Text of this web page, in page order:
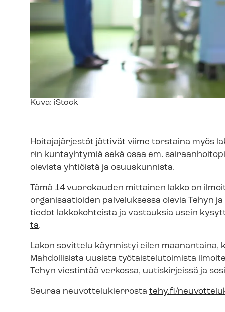
Kuvateksti
Kuva: iStock
Hoitajajärjestöt jättivät viime torstaina myös
rin kuntayhtymiä sekä osaa em.
olevista yhtiöistä ja osuuskunnista.
Tämä 14 vuorokauden mittainen lakko on
organisaatioiden palveluksessa olevia Tehyn
tiedot lakkokohteista ja vastauksia usein
ta.
Lakon sovittelu käynnistyi eilen
Mahdollisista uusista työ­tais­te­lu­toi­mis­ta
Tehyn viestintää verkossa, uutiskirjeissä ja
Seuraa neu­vot­te­lu­kier­ros­ta tehy.fi/